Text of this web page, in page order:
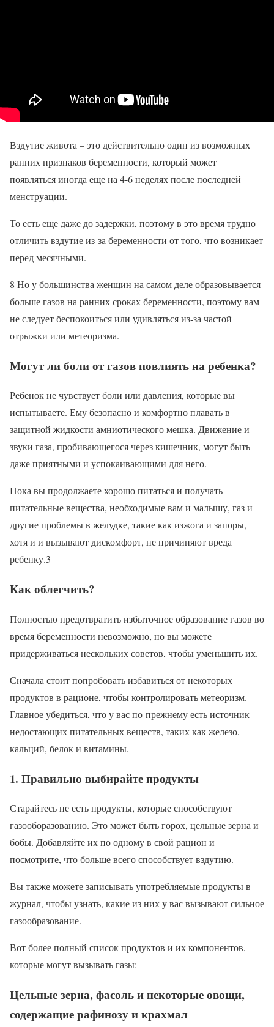
Вздутие живота – это действительно один из возможных
ранних признаков беременности, который может
появляться иногда еще на 4-6 неделях после последней
менструации.
То есть еще даже до задержки, поэтому в это время трудно
отличить вздутие из-за беременности от того, что возникает
перед месячными.
8 Но у большинства женщин на самом деле образовывается
больше газов на ранних сроках беременности, поэтому вам
не следует беспокоиться или удивляться из-за частой
отрыжки или метеоризма.
Могут ли боли от газов повлиять на ребенка?
Ребенок не чувствует боли или давления, которые вы
испытываете. Ему безопасно и комфортно плавать в
защитной жидкости амниотического мешка. Движение и
звуки газа, пробивающегося через кишечник, могут быть
даже приятными и успокаивающими для него.
Пока вы продолжаете хорошо питаться и получать
питательные вещества, необходимые вам и малышу, газ и
другие проблемы в желудке, такие как изжога и запоры,
хотя и и вызывают дискомфорт, не причиняют вреда
ребенку.3
Как облегчить?
Полностью предотвратить избыточное образование газов во
время беременности невозможно, но вы можете
придерживаться нескольких советов, чтобы уменьшить их.
Сначала стоит попробовать избавиться от некоторых
продуктов в рационе, чтобы контролировать метеоризм.
Главное убедиться, что у вас по-прежнему есть источник
недостающих питательных веществ, таких как железо,
кальций, белок и витамины.
1. Правильно выбирайте продукты
Старайтесь не есть продукты, которые способствуют
газооборазованию. Это может быть горох, цельные зерна и
бобы. Добавляйте их по одному в свой рацион и
посмотрите, что больше всего способствует вздутию.
Вы также можете записывать употребляемые продукты в
журнал, чтобы узнать, какие из них у вас вызывают сильное
газообразование.
Вот более полный список продуктов и их компонентов,
которые могут вызывать газы:
Цельные зерна, фасоль и некоторые овощи,
содержащие рафинозу и крахмал